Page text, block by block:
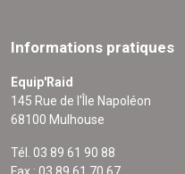
Informations pratiques
Equip'Raid
145 Rue de l'Île Napoléon
68100 Mulhouse
Tél. 03 89 61 90 88